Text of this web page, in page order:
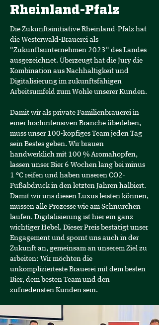
Rheinland-Pfalz
Die Zukunftsinitiative Rheinland-Pfalz hat
die Westerwald-Brauerei als
"Zukunftsunternehmen 2023" des Landes
ausgezeichnet. Überzeugt hat die Jury die
Kombination aus Nachhaltigkeit und
Digitalisierung im zukunftsfähigen
Arbeitsumfeld zum Wohle unserer Kunden.
Damit wir als private Familienbrauerei in
einer hochintensiven Branche überleben,
muss unser 100-köpfiges Team jeden Tag
sein Bestes geben. Wir brauen
handwerklich mit 100 % Aromahopfen,
lassen unser Bier 6 Wochen lang bei minus
1 °C reifen und haben unseren CO2-
Fußabdruck in den letzten Jahren halbiert.
Damit wir uns diesen Luxus leisten können,
müssen alle Prozesse wie am Schnürchen
laufen. Digitalisierung ist hier ein ganz
wichtiger Hebel. Dieser Preis bestätigt unser
Engagement und spornt uns auch in der
Zukunft an, gemeinsam an unserem Ziel zu
arbeiten: Wir möchten die
unkomplizierteste Brauerei mit dem besten
Bier, dem besten Team und den
zufriedensten Kunden sein.